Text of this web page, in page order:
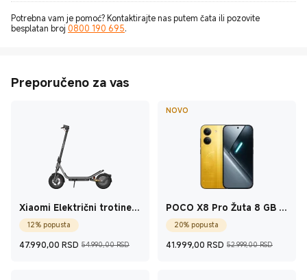
Potrebna vam je pomoć? Kontaktirajte nas putem čata ili pozovite
besplatan broj 0800 190 695.
Preporučeno za vas
Xiaomi Električni trotinet
6
12% popusta
47.990,00 RSD Current Price RSD47.990
54.990,00 RSDTržišna cena 54.990,00 RSD
NOVO
POCO X8 Pro Žuta 8 GB +
256 GB
20% popusta
41.999,00 RSD Current Price
52.999,00 RSD